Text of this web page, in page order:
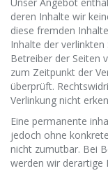
deren Inhalte wir
diese fremden
Inhalte der
Betreiber der Seiten
zum Zeitpunkt der
überprüft.
Verlinkung nicht
Eine permanente
jedoch ohne
nicht zumutbar. Bei
werden wir derartige